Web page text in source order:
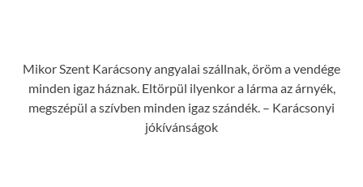
Mikor Szent Karácsony angyalai szállnak, öröm a vendége
minden igaz háznak. Eltörpül ilyenkor a lárma az árnyék,
megszépül a szívben minden igaz szándék. – Karácsonyi
jókívánságok